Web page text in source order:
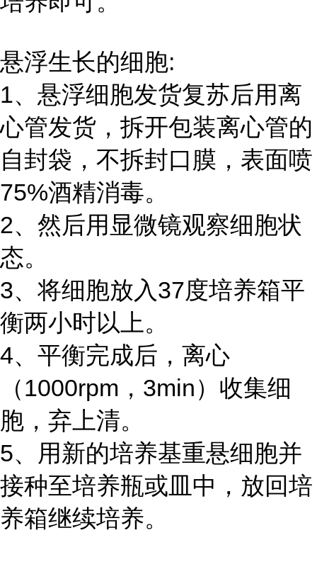
悬浮生长的细胞:
1、悬浮细胞发货复苏后用离
心管发货，拆开包装离心管的
自封袋，不拆封口膜，表面喷
75%酒精消毒。
2、然后用显微镜观察细胞状
态。
3、将细胞放入37度培养箱平
衡两小时以上。
4、平衡完成后，离心
（1000rpm，3min）收集细
胞，弃上清。
5、用新的培养基重悬细胞并
接种至培养瓶或皿中，放回培
养箱继续培养。